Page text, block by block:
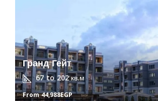
Гранд Гейт
67 to 202кв.м
From44,988EGP